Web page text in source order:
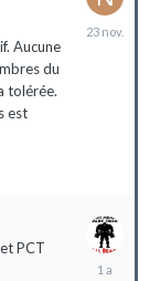
Aucune
du
tolérée.
est
23
PCT
13